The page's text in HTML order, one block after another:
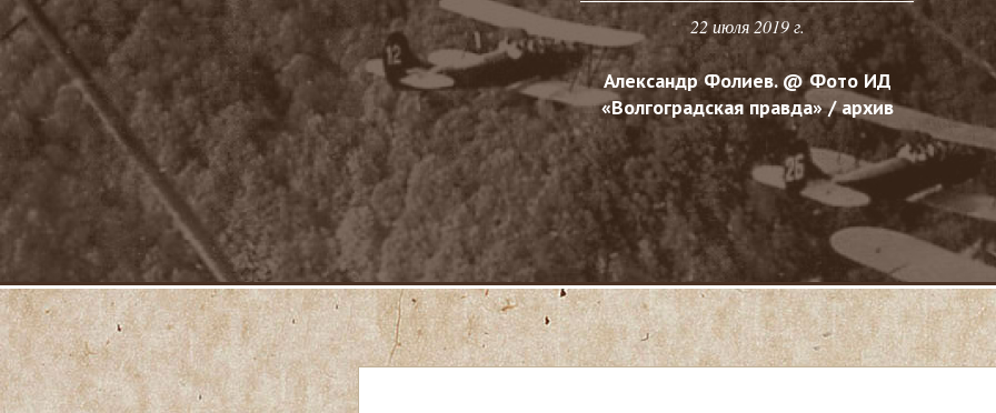
22 июля 2019 г.
Александр Фолиев. @ Фото ИД
«Волгоградская правда» / архив